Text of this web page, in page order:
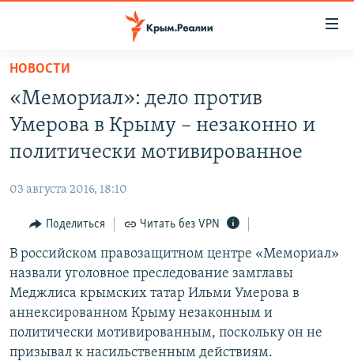
Вернуться
основному
содержанию
Вернутся
главной
навигации
Вернутся
поиску
СПЕЦПРОЕКТЫ
11 ЛЕТ ОККУПАЦИИ КРЫМА. 11 ИСТОРИЙ СОПРОТИВЛЕНИЯ
ВОДА
ЕЩЕ
ИНТЕРАКТИВ
ИНФОГРАФИКА
ТЕЛЕПРОЕКТ КРЫМ.РЕАЛИИ
СОВЕТЫ ПРАВОЗАЩИТНИКОВ
ПРОПАВШИЕ БЕЗ ВЕСТИ
РАДІО СВОБОДА
КАК ОБОЙТИ БЛОКИРОВКУ
Українською
Qırımtatar
НОВОСТИ
«Мемориал»: дело против
Умерова в Крыму – незаконно и
политически мотивированное
03 августа 2016, 18:10
Поделиться Читать без VPN
В российском правозащитном центре «Мемориал»
назвали уголовное преследование замглавы
Меджлиса крымских татар Ильми Умерова в
аннексированном Крыму незаконным и
политически мотивированным, поскольку он не
призывал к насильственным действиям.